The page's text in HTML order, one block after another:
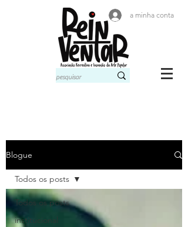
a minha conta
Blogue
Todos os posts
institucional
Todos os posts